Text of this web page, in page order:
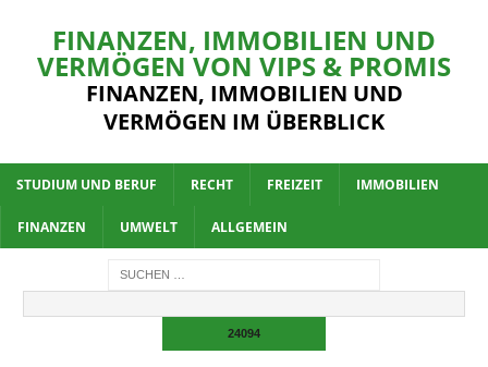
FINANZEN, IMMOBILIEN UND
VERMÖGEN VON VIPS & PROMIS
FINANZEN, IMMOBILIEN UND
VERMÖGEN IM ÜBERBLICK
STUDIUM UND BERUF RECHT FREIZEIT IMMOBILIEN
FINANZEN UMWELT ALLGEMEIN